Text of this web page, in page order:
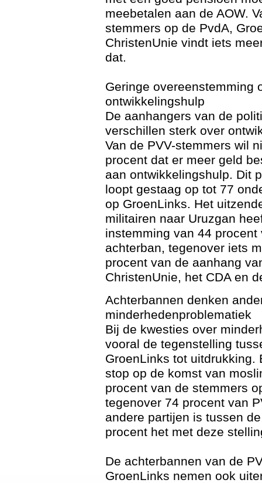
meebetalen aan de AOW.
stemmers op de PvdA,
ChristenUnie vindt iets
dat.
Geringe overeenstemming
ontwikkelingshulp
De aanhangers van de
verschillen sterk over
Van de PVV-stemmers wil
procent dat er meer geld
aan ontwikkelingshulp. Dit
loopt gestaag op tot 77
op GroenLinks. Het
militairen naar Uruzgan
instemming van 44 procent
achterban, tegenover iets
procent van de aanhang
ChristenUnie, het CDA en
Achterbannen denken
minderhedenproblematiek
Bij de kwesties over
vooral de tegenstelling
GroenLinks tot uitdrukking.
stop op de komst van
procent van de stemmers
tegenover 74 procent van
andere partijen is tussen
procent het met deze
De achterbannen van de
GroenLinks nemen ook